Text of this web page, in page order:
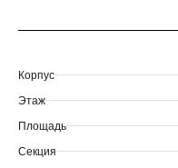
Корпус
Этаж
Площадь
Секция